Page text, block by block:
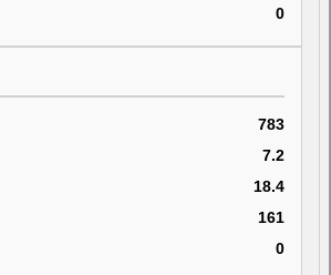
0
783
7.2
18.4
161
0